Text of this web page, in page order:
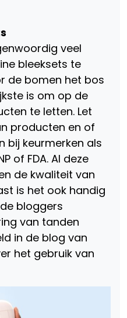
veel
bleeksets te
de bomen het bos
is om op de
te letten. Let
producten en of
bij keurmerken als
of FDA. Al deze
de kwaliteit van
is het ook handig
bloggers
van tanden
in de blog van
het gebruik van